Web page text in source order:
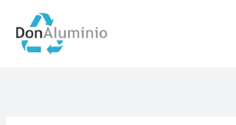
contenido